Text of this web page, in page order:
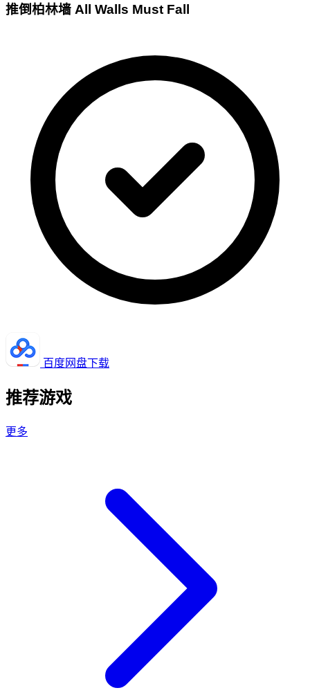
推倒柏林墙 All Walls Must Fall
百度网盘下载
推荐游戏
更多